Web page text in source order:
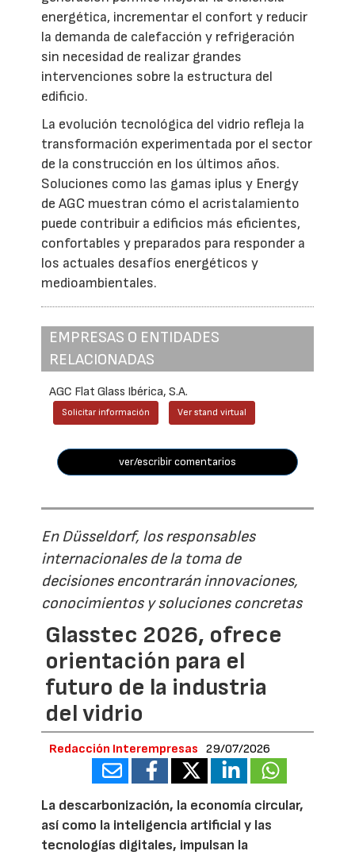
energética, incrementar el confort y reducir
la demanda de calefacción y refrigeración
sin necesidad de realizar grandes
intervenciones sobre la estructura del
edificio.
La evolución tecnológica del vidrio refleja la
transformación experimentada por el sector
de la construcción en los últimos años.
Soluciones como las gamas iplus y Energy
de AGC muestran cómo el acristalamiento
puede contribuir a edificios más eficientes,
confortables y preparados para responder a
los actuales desafíos energéticos y
medioambientales.
EMPRESAS O ENTIDADES
RELACIONADAS
AGC Flat Glass Ibérica, S.A.
Solicitar información Ver stand virtual
ver/escribir comentarios
En Düsseldorf, los responsables
internacionales de la toma de
decisiones encontrarán innovaciones,
conocimientos y soluciones concretas
Glasstec 2026, ofrece
orientación para el
futuro de la industria
del vidrio
Redacción Interempresas 29/07/2026
La descarbonización, la economía circular,
así como la inteligencia artificial y las
tecnologías digitales, impulsan la